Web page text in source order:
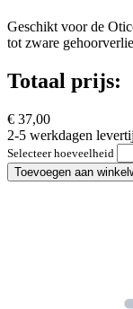
Geschikt voor de
tot zware
Totaal prijs:
€ 37,00
2-5 werkdagen
Selecteer hoeveelheid
Toevoegen aan